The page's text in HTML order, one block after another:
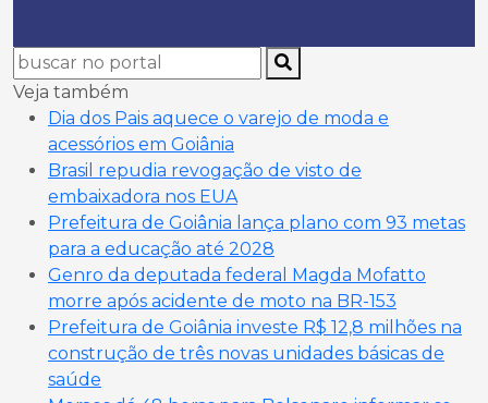
Veja também
Dia dos Pais aquece o varejo de moda e
acessórios em Goiânia
Brasil repudia revogação de visto de
embaixadora nos EUA
Prefeitura de Goiânia lança plano com 93 metas
para a educação até 2028
Genro da deputada federal Magda Mofatto
morre após acidente de moto na BR-153
Prefeitura de Goiânia investe R$ 12,8 milhões na
construção de três novas unidades básicas de
saúde